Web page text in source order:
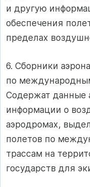
и другую
обеспечения
пределах
6. Сборники
по
Содержат данные
информации о
аэродромах,
полетов по
трассам на
государств для